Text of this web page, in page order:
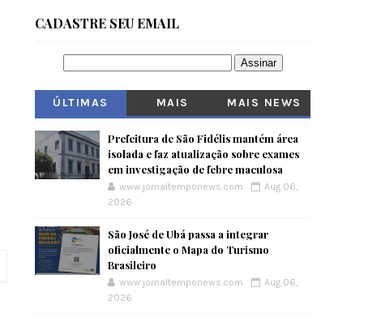
CADASTRE SEU EMAIL
ÚLTIMAS
MAIS
MAIS NEWS
Prefeitura de São Fidélis mantém área
isolada e faz atualização sobre exames
em investigação de febre maculosa
www.jornaltemponews.com
Aug 06,
2026
São José de Ubá passa a integrar
oficialmente o Mapa do Turismo
Brasileiro
www.jornaltemponews.com
Aug 06,
2026